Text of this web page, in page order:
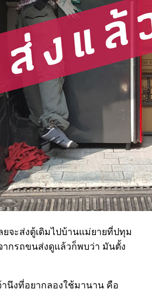
จะส่งตู้เดิมไปบ้านแม่ยายที่ปทุม
ากรถขนส่งดูแล้วก็พบว่า มันตั้ง
นึงที่อยากลองใช้มานาน คือ